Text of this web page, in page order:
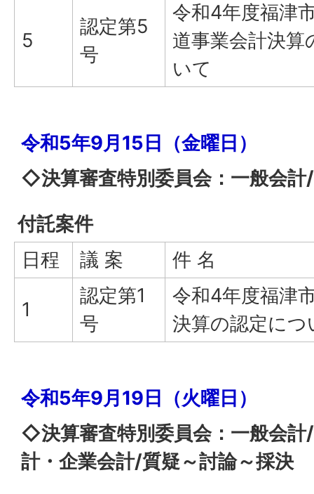
5
認定第5
号
令和4年度福津
道事業会計決算
いて
令和5年9月15日（金曜日）
◇決算審査特別委員会：一般会計
付託案件
日程
議 案 件 名
1
認定第1
号
令和4年度福津
決算の認定につ
令和5年9月19日（火曜日）
◇決算審査特別委員会：一般会計
計・企業会計/質疑～討論～採決